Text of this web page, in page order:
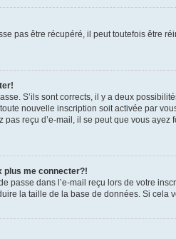
pas être récupéré, il peut toutefois être
S’ils sont corrects, il y a deux
nouvelle inscription soit activée par
reçu d’e-mail, il se peut que vous
plus me connecter?!
passe dans l’e-mail reçu lors de votre
la taille de la base de données. Si cela